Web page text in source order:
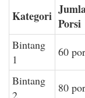
Kategori Porsi
Bintang
1
60
Bintang
2
80